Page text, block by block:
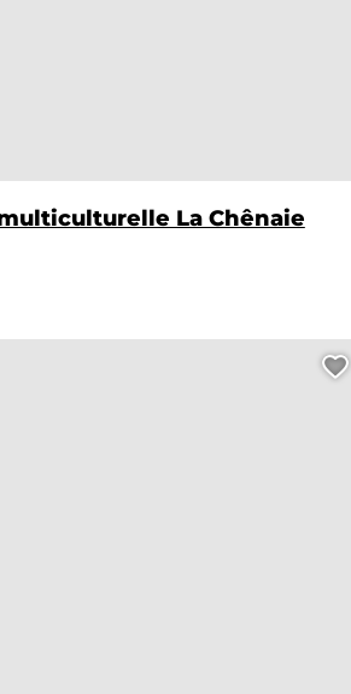
La Chênaie
© AreYouMine
page au carnet de voyage ?
Cactus Riders, © MC Monin